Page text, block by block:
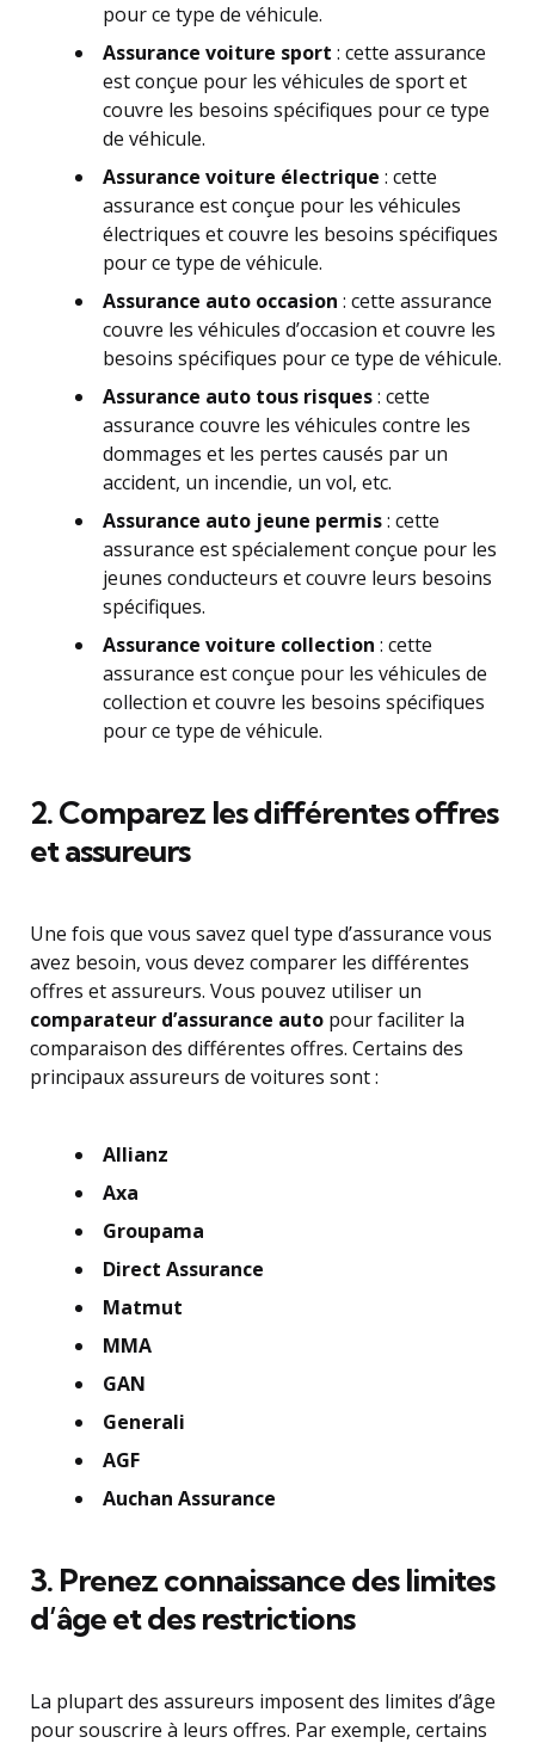
pour ce type de véhicule.
Assurance voiture sport : cette assurance
est conçue pour les véhicules de sport et
couvre les besoins spécifiques pour ce type
de véhicule.
Assurance voiture électrique : cette
assurance est conçue pour les véhicules
électriques et couvre les besoins spécifiques
pour ce type de véhicule.
Assurance auto occasion : cette assurance
couvre les véhicules d’occasion et couvre les
besoins spécifiques pour ce type de véhicule.
Assurance auto tous risques: cette
assurance couvre les véhicules contre les
dommages et les pertes causés par un
accident, un incendie, un vol, etc.
Assurance auto jeune permis: cette
assurance est spécialement conçue pour les
jeunes conducteurs et couvre leurs besoins
spécifiques.
Assurance voiture collection : cette
assurance est conçue pour les véhicules de
collection et couvre les besoins spécifiques
pour ce type de véhicule.
2. Comparez les différentes offres
et assureurs
Une fois que vous savez quel type d’assurance vous
avez besoin, vous devez comparer les différentes
offres et assureurs. Vous pouvez utiliser un
comparateur d’assurance auto pour faciliter la
comparaison des différentes offres. Certains des
principaux assureurs de voitures sont :
Allianz
Axa
Groupama
Direct Assurance
Matmut
MMA
GAN
Generali
AGF
Auchan Assurance
3. Prenez connaissance des limites
d’âge et des restrictions
La plupart des assureurs imposent des limites d’âge
pour souscrire à leurs offres. Par exemple, certains